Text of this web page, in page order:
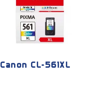
Canon CL-561XL